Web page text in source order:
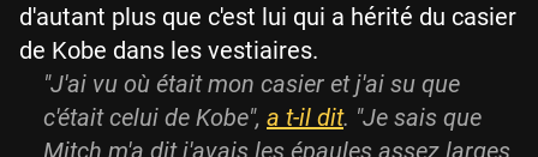
d'autant plus que c'est lui qui a hérité du casier
de Kobe dans les vestiaires.
"J'ai vu où était mon casier et j'ai su que
c'était celui de Kobe", a t-il dit. "Je sais que
Mitch m'a dit j'avais les épaules assez larges